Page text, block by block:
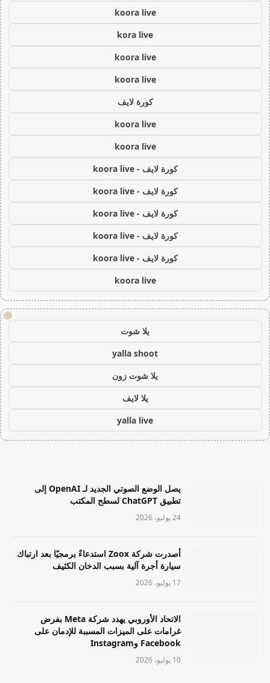
koora live
kora live
koora live
koora live
كورة لايف
koora live
koora live
كورة لايف - koora live
كورة لايف - koora live
كورة لايف - koora live
كورة لايف - koora live
كورة لايف - koora live
koora live
!
يلا شوت
yalla shoot
يلا شوت زون
يلا لايف
yalla live
يصل الوضع الصوتي الجديد لـ OpenAI إلى
تطبيق ChatGPT لسطح المكتب
24 يوليو، 2026
أصدرت شركة Zoox استدعاءً برمجيًا بعد ارتباك
سيارة أجرة آلية بسبب الدخان الكثيف
17 يوليو، 2026
الاتحاد الأوروبي يهدد شركة Meta بفرض
غرامات على الميزات المسببة للإدمان على
Facebook وInstagram
10 يوليو، 2026